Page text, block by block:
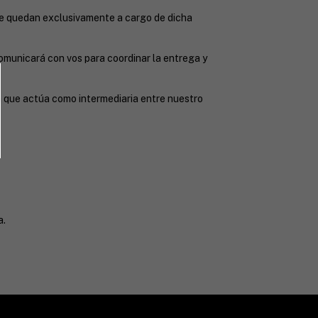
exclusivamente a cargo de dicha
con vos para coordinar la entrega y
que actúa como intermediaria entre nuestro